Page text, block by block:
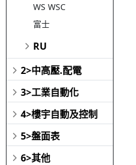
WS WSC
富士
RU
2>中高壓.配電
3>工業自動化
4>樓宇自動及控制
5>盤面表
6>其他